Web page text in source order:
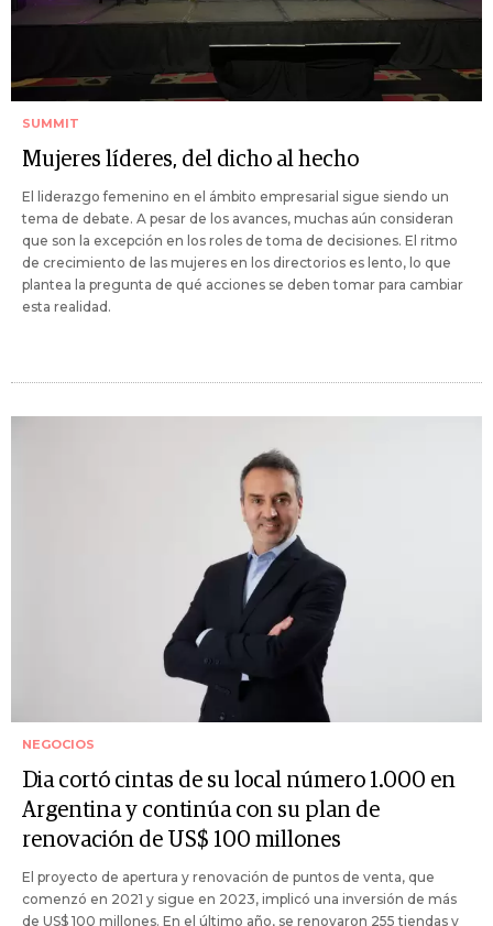
SUMMIT
Mujeres líderes, del dicho al hecho
El liderazgo femenino en el ámbito empresarial sigue siendo un
tema de debate. A pesar de los avances, muchas aún consideran
que son la excepción en los roles de toma de decisiones. El ritmo
de crecimiento de las mujeres en los directorios es lento, lo que
plantea la pregunta de qué acciones se deben tomar para cambiar
esta realidad.
NEGOCIOS
Dia cortó cintas de su local número 1.000 en
Argentina y continúa con su plan de
renovación de US$ 100 millones
El proyecto de apertura y renovación de puntos de venta, que
comenzó en 2021 y sigue en 2023, implicó una inversión de más
de US$ 100 millones. En el último año, se renovaron 255 tiendas y